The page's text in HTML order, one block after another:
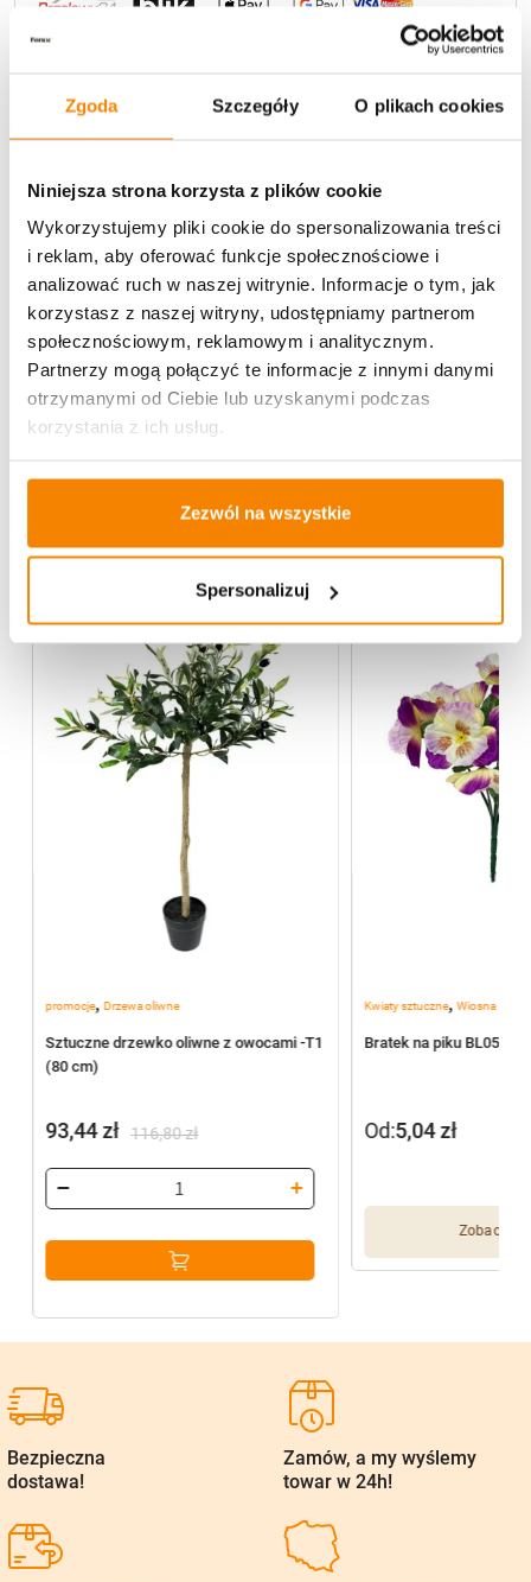
Zgoda Szczegóły O plikach cookies
Niniejsza strona korzysta z plików cookie
Wykorzystujemy pliki cookie do spersonalizowania treści
i reklam, aby oferować funkcje społecznościowe i
analizować ruch w naszej witrynie. Informacje o tym, jak
korzystasz z naszej witryny, udostępniamy partnerom
społecznościowym, reklamowym i analitycznym.
Partnerzy mogą połączyć te informacje z innymi danymi
otrzymanymi od Ciebie lub uzyskanymi podczas
korzystania z ich usług.
Zezwól na wszystkie
Spersonalizuj
hurtowniiPrzejdź do hurtowni B2B
Opis produktu
Specyfikacja
Opinie klientów
Więcej z kategorii Kwiaty sztuczne
promocje, Drzewa oliwne
Sztuczne drzewko oliwne z owocami -T1
(80 cm)
-20%
116,80zł
cena
wynosiła:
116,80 zł.
93,44zł
cena
wynosi:
93,44 zł.
Kwiaty sztuczne,Wiosna
Bratek na piku BL055/
Zobacz
Od:5,04zł
Bezpieczna
dostawa!
Zamów, a my wyślemy
towar w 24h!